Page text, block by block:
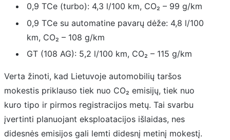
0,9 TCe (turbo): 4,3 l/100 km, CO₂ – 99 g/km
0,9 TCe su automatine pavarų dėže: 4,8 l/100
km, CO₂ – 108 g/km
GT (108 AG): 5,2 l/100 km, CO₂ – 115 g/km
Verta žinoti, kad Lietuvoje automobilių taršos
mokestis priklauso tiek nuo CO₂ emisijų, tiek nuo
kuro tipo ir pirmos registracijos metų. Tai svarbu
įvertinti planuojant eksploatacijos išlaidas, nes
didesnės emisijos gali lemti didesnį metinį mokestį.